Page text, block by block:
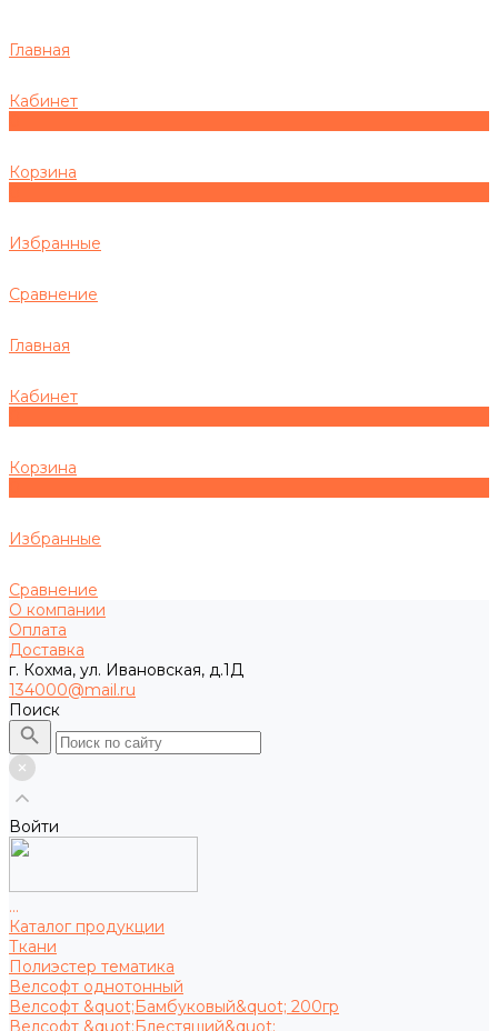
Главная
Кабинет
Корзина
Избранные
Сравнение
Главная
Кабинет
Корзина
Избранные
Сравнение
О компании
Оплата
Доставка
г. Кохма, ул. Ивановская, д.1Д
134000@mail.ru
Поиск
Войти
...
Каталог продукции
Ткани
Полиэстер тематика
Велсофт однотонный
Велсофт &quot;Бамбуковый&quot; 200гр
Велсофт &quot;Блестящий&quot;